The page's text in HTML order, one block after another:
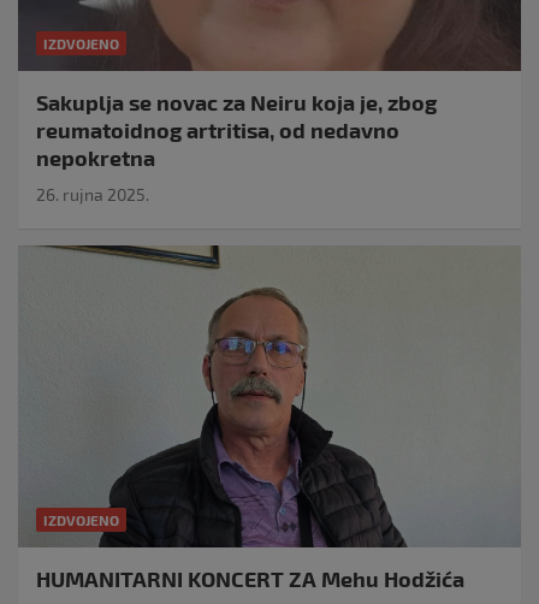
IZDVOJENO
Sakuplja se novac za Neiru koja je, zbog
reumatoidnog artritisa, od nedavno
nepokretna
26. rujna 2025.
IZDVOJENO
HUMANITARNI KONCERT ZA Mehu Hodžića